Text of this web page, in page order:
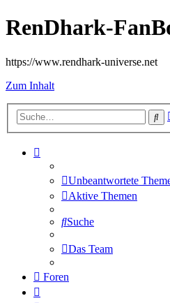
RenDhark-
https://www.rendhark-universe.net
Zum Inhalt
Unbeantwortete
Aktive Themen
Suche
Das Team
Foren